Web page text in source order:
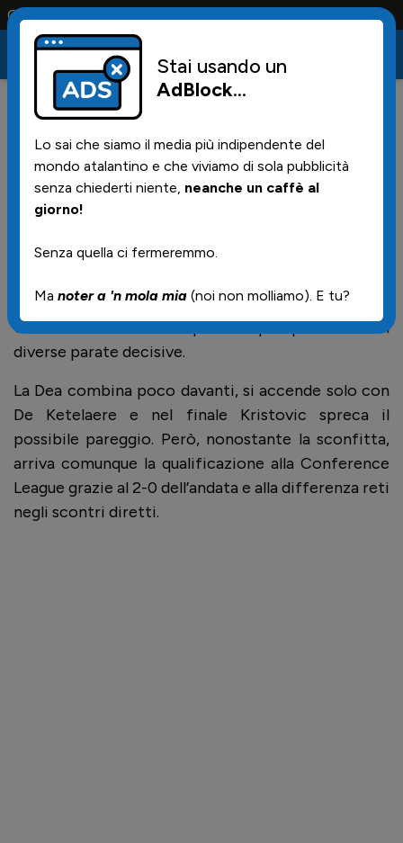
solo la maglia e solo i tifosi la portano tutta la vita
18/05/2026 | 14.30
Il "vero" risultato: Atalanta -
Bologna
Il Bologna vince 1-0 a Bergamo con gol del solito
l’Atalanta. I rossoblù giocano forse meglio e
Carnesecchi evita un passivo più pesante con
diverse parate decisive.
La Dea combina poco davanti, si accende solo con
De Ketelaere e nel finale Kristovic spreca il
possibile pareggio. Però, nonostante la sconfitta,
arriva comunque la qualificazione alla Conference
League grazie al 2-0 dell’andata e alla differenza reti
negli scontri diretti.
Stai usando un
AdBlock...
Lo sai che siamo il media più indipendente del
mondo atalantino e che viviamo di sola pubblicità
senza chiederti niente, neanche un caffè al
giorno!
Senza quella ci fermeremmo.
Ma noter a 'n mola mia (noi non molliamo). E tu?